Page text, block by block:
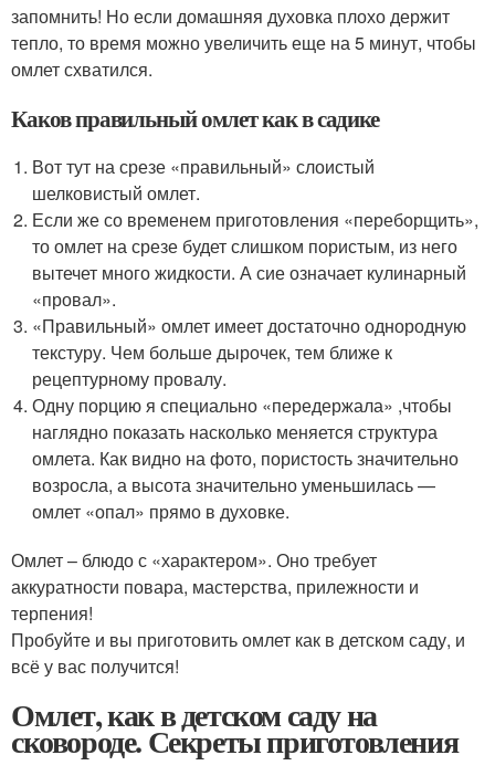
запомнить! Но если домашняя духовка плохо держит
тепло, то время можно увеличить еще на 5 минут, чтобы
омлет схватился.
Каков правильный омлет как в садике
Вот тут на срезе «правильный» слоистый
шелковистый омлет.
Если же со временем приготовления «переборщить»,
то омлет на срезе будет слишком пористым, из него
вытечет много жидкости. А сие означает кулинарный
«провал».
«Правильный» омлет имеет достаточно однородную
текстуру. Чем больше дырочек, тем ближе к
рецептурному провалу.
Одну порцию я специально «передержала» ,чтобы
наглядно показать насколько меняется структура
омлета. Как видно на фото, пористость значительно
возросла, а высота значительно уменьшилась —
омлет «опал» прямо в духовке.
Омлет – блюдо с «характером». Оно требует
аккуратности повара, мастерства, прилежности и
терпения!
Пробуйте и вы приготовить омлет как в детском саду, и
всё у вас получится!
Омлет, как в детском саду на
сковороде. Секреты приготовления